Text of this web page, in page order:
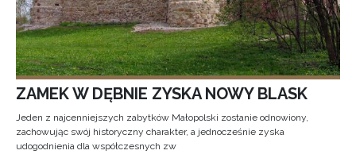
ZAMEK W DĘBNIE ZYSKA NOWY BLASK
Jeden z najcenniejszych zabytków Małopolski zostanie odnowiony,
zachowując swój historyczny charakter, a jednocześnie zyska
udogodnienia dla współczesnych zw